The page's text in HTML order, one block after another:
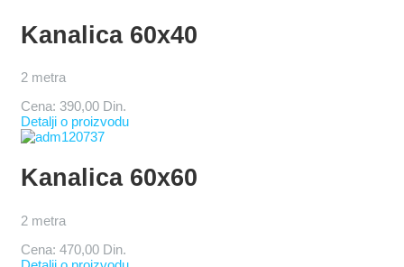
Kanalica 60x40
2 metra
Cena: 390,00 Din.
Detalji o proizvodu
Kanalica 60x60
2 metra
Cena: 470,00 Din.